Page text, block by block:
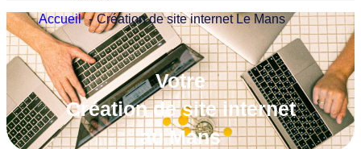
Accueil Création de site internet Le Mans
Votre
Création de site internet
au Mans